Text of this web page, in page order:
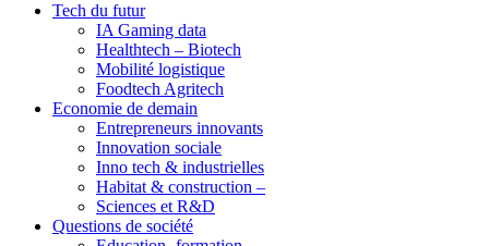
Tech du futur
IA Gaming data
Healthtech – Biotech
Mobilité logistique
Foodtech Agritech
Economie de demain
Entrepreneurs innovants
Innovation sociale
Inno tech & industrielles
Habitat & construction –
Sciences et R&D
Questions de société